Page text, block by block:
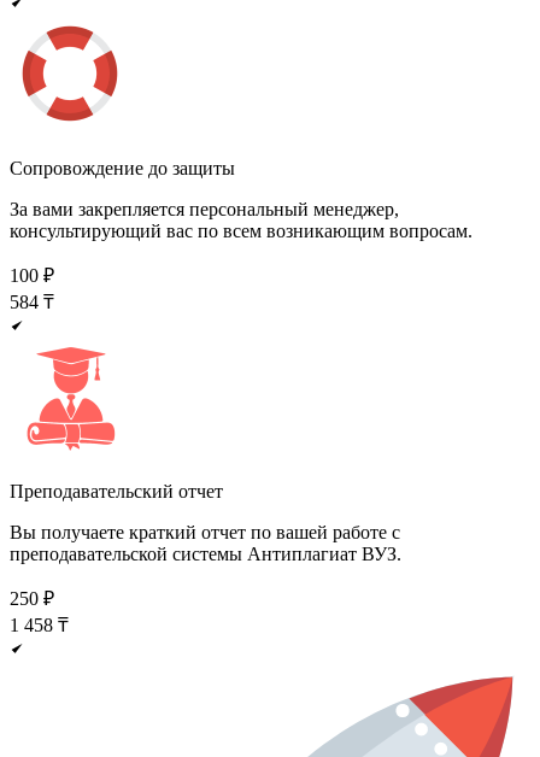
Сопровождение до защиты
За вами закрепляется персональный менеджер,
консультирующий вас по всем возникающим вопросам.
100 ₽
584 ₸
Преподавательский отчет
Вы получаете краткий отчет по вашей работе с
преподавательской системы Антиплагиат ВУЗ.
250 ₽
1 458 ₸